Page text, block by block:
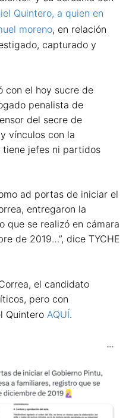
Quintero, a quien en
moreno, en relación
capturado y
con el hoy sucre de
penalista de
del secre de
vínculos con la
tiene jefes ni partidos
ad portas de iniciar el
entregaron la
que se realizó en cámara
de 2019…”, dice TYCHE
el candidato
pero con
Quintero AQUÍ.